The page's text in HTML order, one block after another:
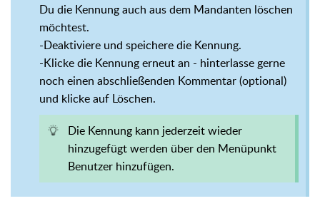
Du die Kennung auch aus dem Mandanten löschen
möchtest.
-Deaktiviere und speichere die Kennung.
-Klicke die Kennung erneut an - hinterlasse gerne
noch einen abschließenden Kommentar (optional)
und klicke auf Löschen.
Die Kennung kann jederzeit wieder
hinzugefügt werden über den Menüpunkt
Benutzer hinzufügen.